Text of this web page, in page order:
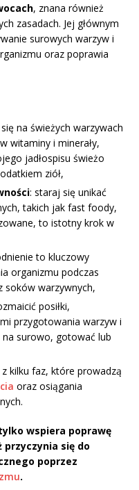
, znana również
zasadach. Jej głównym
surowych warzyw i
oraz poprawia
na świeżych warzywach
witaminy i minerały,
jadłospisu świeżo
ziół,
: staraj się unikać
takich jak fast foody,
to istotny krok w
to kluczowy
organizmu podczas
soków warzywnych,
posiłki,
przygotowania warzyw i
surowo, gotować lub
z kilku faz, które prowadzą
oraz osiągania
wspiera poprawę
się do
poprzez
.